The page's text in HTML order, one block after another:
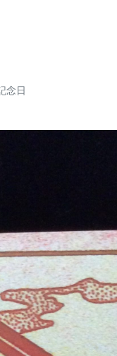
念日